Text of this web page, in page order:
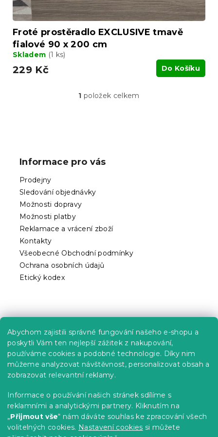
Abychom zajistili správné fungování našeho e-shopu a
poskytli Vám ten nejlepší zážitek z nakupování,
používáme cookies a podobné technologie. Díky nim
můžeme analyzovat návštěvnost, personalizovat obsah a
zobrazovat relevantní reklamy.
Informace o používání našich stránek sdílíme s
reklamními a analytickými partnery. Kliknutím na
„Přijmout vše“ nám dáváte souhlas ke zpracování všech
volitelných cookies. Nastavení cookies si můžete
ů
Froté prostěradlo EXCLUSIVE tmavě
fialové 90 x 200 cm
Skladem (1 ks)
229 Kč Do Košíku
O
ý
i
s
1 položek celkem
Informace pro vás
Prodejny
Sledování objednávky
Možnosti dopravy
Možnosti platby
Reklamace a vrácení zboží
Kontakty
Všeobecné Obchodní podmínky
Ochrana osobních údajů
Etický kodex
Kariéra
Poptávky a B2B spolupráce
Proč se u nás registrovat?
Věrnostní program - Sleva až 10 %
Návody
Tabulky velikostí